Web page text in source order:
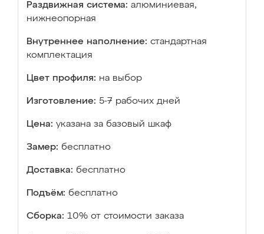
Раздвижная система: алюминиевая,
нижнеопорная
Внутреннее наполнение: стандартная
комплектация
Цвет профиля: на выбор
Изготовление: 5-7 рабочих дней
Цена: указана за базовый шкаф
Замер: бесплатно
Доставка: бесплатно
Подъём: бесплатно
Сборка: 10% от стоимости заказа